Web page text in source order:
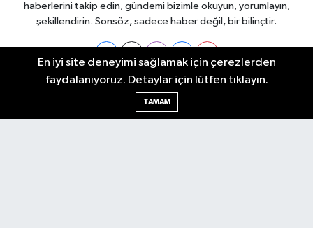
haberlerini takip edin, gündemi bizimle okuyun, yorumlayın,
şekillendirin. Sonsöz, sadece haber değil, bir bilinçtir.
Ankara Nöbetçi Eczaneler
En iyi site deneyimi sağlamak için çerezlerden
faydalanıyoruz. Detaylar için lütfen tıklayın.
TAMAM